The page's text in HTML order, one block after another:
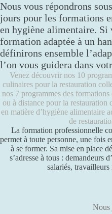
Nous vous répondrons
jours pour les formations
en hygiène alimentaire. Si
formation adaptée à un
définirons ensemble
l’on vous guidera dans
Venez découvrir nos 10
culinaires pour la restauration
nos 7 programmes des
ou à distance pour la
en matière d’hygiène alimentaire
de
La formation professionnelle
permet à toute personne, une fois
à se former. Sa mise en place
s’adresse à tous : demandeurs
salariés, travailleurs
Nous